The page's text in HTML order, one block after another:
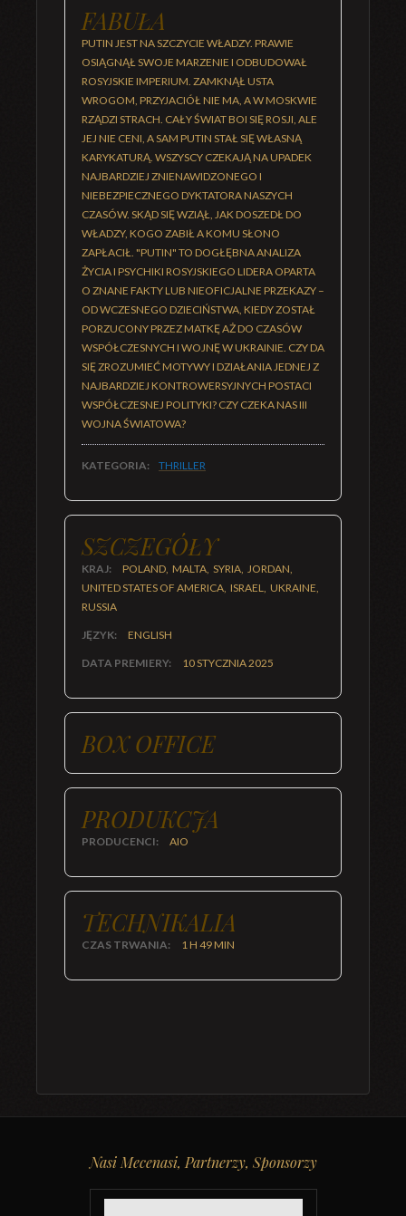
FABUŁA
PUTIN JEST NA SZCZYCIE WŁADZY. PRAWIE
OSIĄGNĄŁ SWOJE MARZENIE I ODBUDOWAŁ
ROSYJSKIE IMPERIUM. ZAMKNĄŁ USTA
WROGOM, PRZYJACIÓŁ NIE MA, A W MOSKWIE
RZĄDZI STRACH. CAŁY ŚWIAT BOI SIĘ ROSJI, ALE
JEJ NIE CENI, A SAM PUTIN STAŁ SIĘ WŁASNĄ
KARYKATURĄ. WSZYSCY CZEKAJĄ NA UPADEK
NAJBARDZIEJ ZNIENAWIDZONEGO I
NIEBEZPIECZNEGO DYKTATORA NASZYCH
CZASÓW. SKĄD SIĘ WZIĄŁ, JAK DOSZEDŁ DO
WŁADZY, KOGO ZABIŁ A KOMU SŁONO
ZAPŁACIŁ. "PUTIN" TO DOGŁĘBNA ANALIZA
ŻYCIA I PSYCHIKI ROSYJSKIEGO LIDERA OPARTA
O ZNANE FAKTY LUB NIEOFICJALNE PRZEKAZY –
OD WCZESNEGO DZIECIŃSTWA, KIEDY ZOSTAŁ
PORZUCONY PRZEZ MATKĘ AŻ DO CZASÓW
WSPÓŁCZESNYCH I WOJNĘ W UKRAINIE. CZY DA
SIĘ ZROZUMIEĆ MOTYWY I DZIAŁANIA JEDNEJ Z
NAJBARDZIEJ KONTROWERSYJNYCH POSTACI
WSPÓŁCZESNEJ POLITYKI? CZY CZEKA NAS III
WOJNA ŚWIATOWA?
KATEGORIA: THRILLER
SZCZEGÓŁY
KRAJ:
POLAND, MALTA, SYRIA, JORDAN,
UNITED STATES OF AMERICA, ISRAEL, UKRAINE,
RUSSIA
JĘZYK: ENGLISH
DATA PREMIERY: 10 STYCZNIA 2025
BOX OFFICE
PRODUKCJA
PRODUCENCI: AIO
TECHNIKALIA
CZAS TRWANIA: 1 H 49 MIN
Nasi Mecenasi, Partnerzy, Sponsorzy